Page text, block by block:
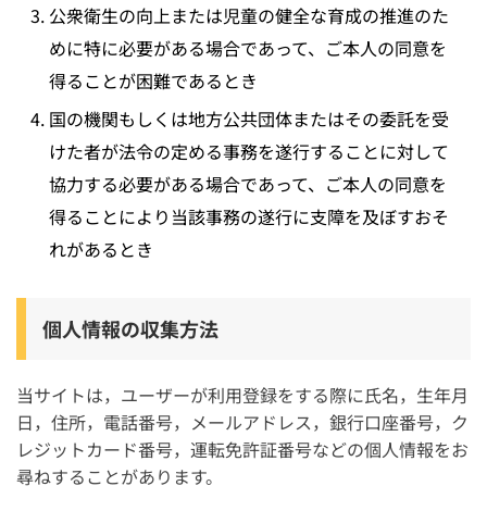
公衆衛生の向上または児童の健全な育成の推進のた
めに特に必要がある場合であって、ご本人の同意を
得ることが困難であるとき
国の機関もしくは地方公共団体またはその委託を受
けた者が法令の定める事務を遂行することに対して
協力する必要がある場合であって、ご本人の同意を
得ることにより当該事務の遂行に支障を及ぼすおそ
れがあるとき
個人情報の収集方法
当サイトは，ユーザーが利用登録をする際に氏名，生年月
日，住所，電話番号，メールアドレス，銀行口座番号，ク
レジットカード番号，運転免許証番号などの個人情報をお
尋ねすることがあります。